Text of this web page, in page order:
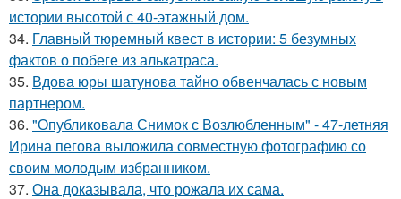
истории высотой с 40-этажный дом.
34. Главный тюремный квест в истории: 5 безумных
фактов о побеге из алькатраса.
35. Вдова юры шатунова тайно обвенчалась с новым
партнером.
36. "Опубликовала Снимок с Возлюбленным" - 47-летняя
Ирина пегова выложила совместную фотографию со
своим молодым избранником.
37. Она доказывала, что рожала их сама.